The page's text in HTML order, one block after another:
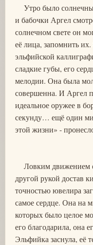
Утро было
и бабочки Аргел
солнечном свете он
её лица, запомнить
эльфийской
сладкие губы, его
мелодии. Она была
совершенна. И Аргел
идеальное оружее в
секунду… ещё один
этой жизни» -
Ловким движением
другой рукой достав
точностью ювелира
самое сердце. Она на
которых было целое
его благодарила, она
Эльфийка заснула, её